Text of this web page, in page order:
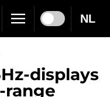
NL
displays
range